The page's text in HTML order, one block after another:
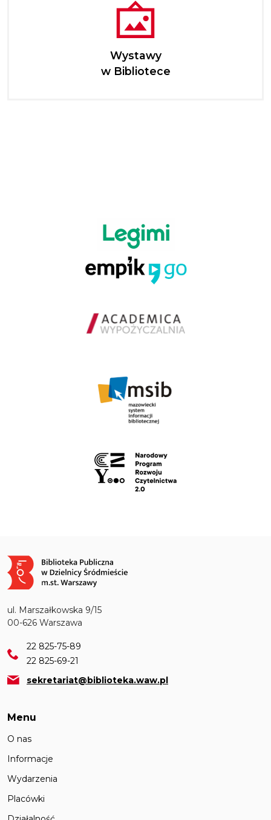
Wystawy
w Bibliotece
Obraz
ul. Marszałkowska 9/15
00-626 Warszawa
22 825-75-89
22 825-69-21
sekretariat@biblioteka.waw.pl
Menu
O nas
Informacje
Wydarzenia
Placówki